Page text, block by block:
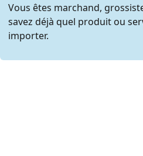
Vous êtes marchand,
savez déjà quel produit ou
importer.